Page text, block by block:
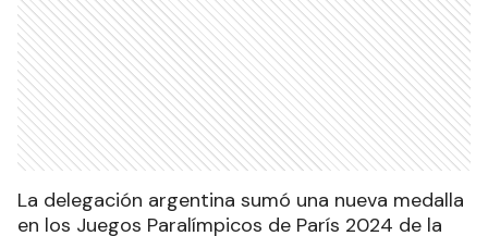
La delegación argentina sumó una nueva medalla
en los Juegos Paralímpicos de París 2024 de la